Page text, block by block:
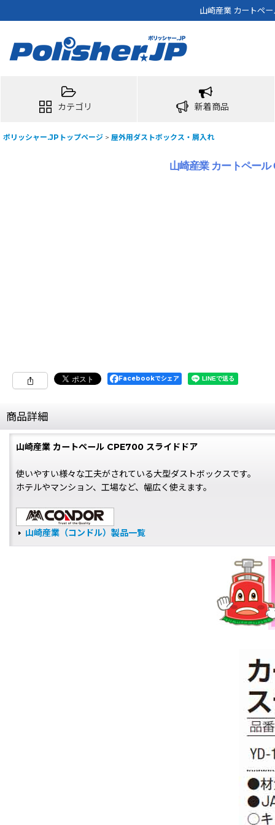
山崎産業 カートペ
カテゴリ 新着商品
ポリッシャー.JPトップページ > 屋外用ダストボックス・屑入れ
山崎産業 カートペール
Facebookでシェア
商品詳細
山崎産業 カートペール CPE700 スライドドア
使いやすい様々な工夫がされている大型ダストボックスです。
ホテルやマンション、工場など、幅広く使えます。
山崎産業（コンドル）製品一覧